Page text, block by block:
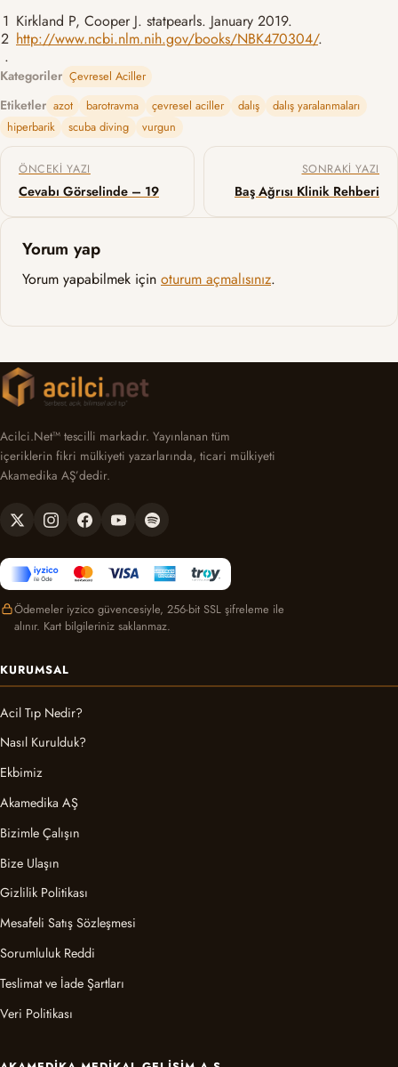
1
2
.
Kirkland P, Cooper J. statpearls. January 2019.
http://www.ncbi.nlm.nih.gov/books/NBK470304/.
Kategoriler Çevresel Aciller
Etiketler azot barotravma çevresel aciller dalış
dalış yaralanmaları
hiperbarik
scuba diving vurgun
Yazı gezinmesi
ÖNCEKI YAZI
Cevabı Görselinde – 19
SONRAKI YAZI
Baş Ağrısı Klinik Rehberi
Yorum yap
Yorum yapabilmek için oturum açmalısınız.
Acilci.Net™ tescilli markadır. Yayınlanan tüm
içeriklerin fikri mülkiyeti yazarlarında, ticari mülkiyeti
Akamedika AŞ’dedir.
Ödemeler iyzico güvencesiyle, 256-bit SSL şifreleme ile
alınır. Kart bilgileriniz saklanmaz.
KURUMSAL
Acil Tıp Nedir?
Nasıl Kurulduk?
Ekbimiz
Akamedika AŞ
Bizimle Çalışın
Bize Ulaşın
Gizlilik Politikası
Mesafeli Satış Sözleşmesi
Sorumluluk Reddi
Teslimat ve İade Şartları
Veri Politikası